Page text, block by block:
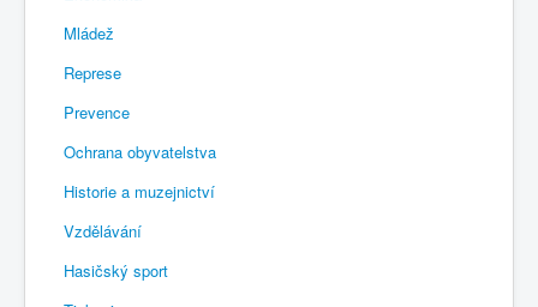
Mládež
Represe
Prevence
Ochrana obyvatelstva
Historie a muzejnictví
Vzdělávání
Hasičský sport